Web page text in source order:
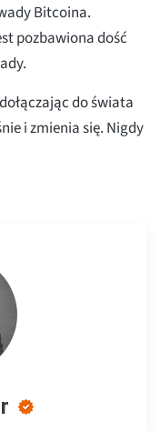
Bitcoina.
pozbawiona dość
do świata
i zmienia się. Nigdy